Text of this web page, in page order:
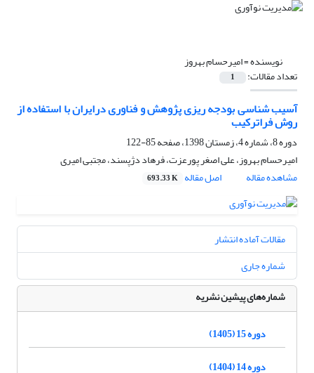
نویسنده =امیرحسام بهروز
تعداد مقالات: 1
آسیب شناسی بودجه ریزی پژوهش و فناوری درایران ﺑﺎ اﺳﺘﻔﺎده از
روش ﻓﺮاﺗﺮﮐﯿﺐ
دوره 8، شماره 4، زمستان 1398، صفحه
85-122
امیرحسام بهروز، علی اصغر پورعزت، فرهاد دژپسند، مجتبی امیری
مشاهده مقاله
اصل مقاله 693.33 K
مقالات آماده انتشار
شماره جاری
شماره‌های پیشین نشریه
دوره 15 (1405)
دوره 14 (1404)